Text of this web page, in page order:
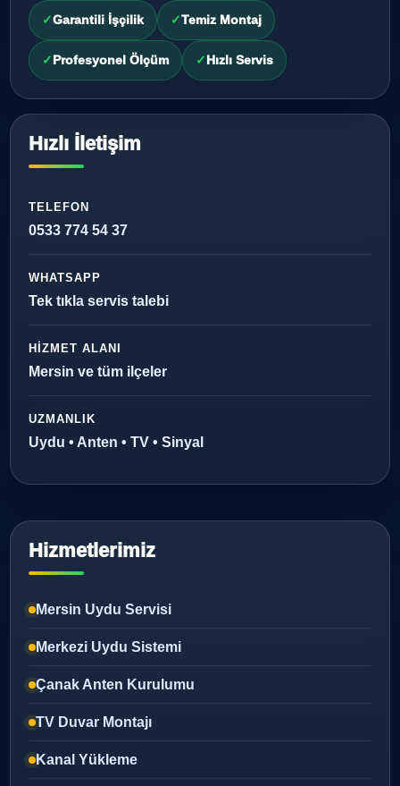
Garantili İşçilik Temiz Montaj
Profesyonel Ölçüm Hızlı Servis
Hızlı İletişim
TELEFON
0533 774 54 37
WHATSAPP
Tek tıkla servis talebi
HIZMET ALANI
Mersin ve tüm ilçeler
UZMANLIK
Uydu • Anten • TV • Sinyal
Hizmetlerimiz
Mersin Uydu Servisi
Merkezi Uydu Sistemi
Çanak Anten Kurulumu
TV Duvar Montajı
Kanal Yükleme